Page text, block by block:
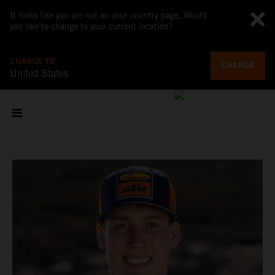
It looks like you are not on your country page. Would
you like to change to your current location?
CHANGE TO
United States
CHANGE